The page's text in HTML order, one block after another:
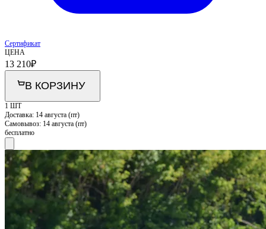
Сертификат
ЦЕНА
13 210₽
В КОРЗИНУ
1 ШТ
Доставка: 14 августа (пт)
Самовывоз: 14 августа (пт)
бесплатно